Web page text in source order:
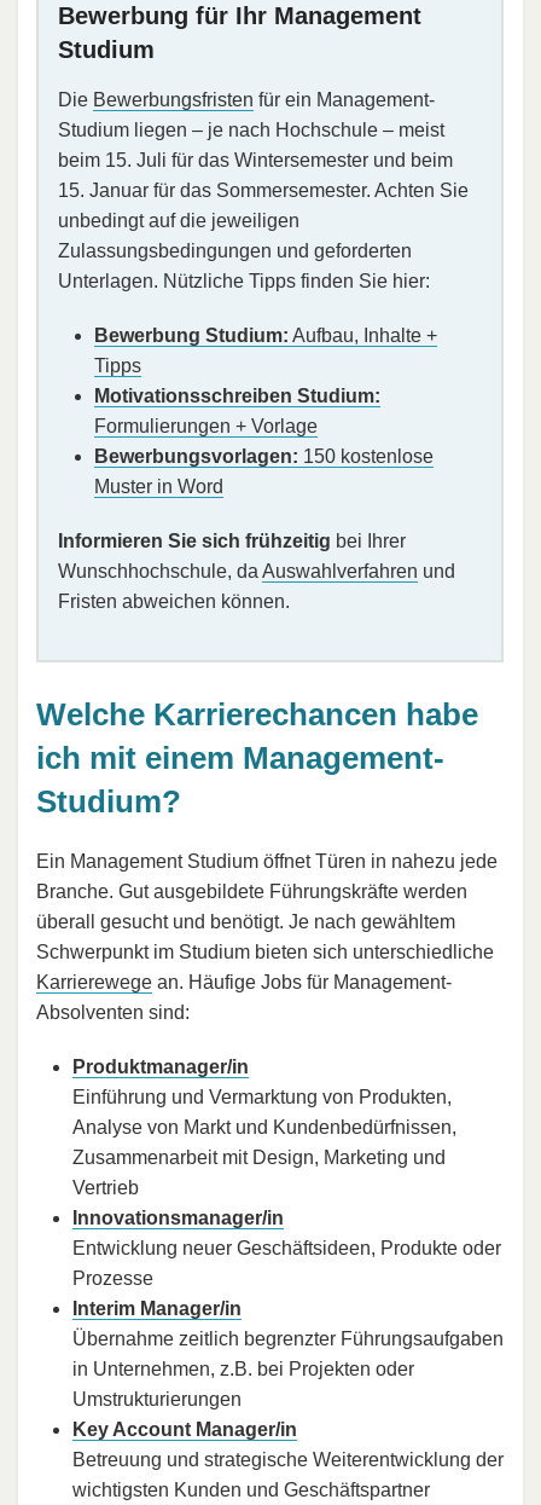
Bewerbung für Ihr Management
Studium
Die Bewerbungsfristen für ein Management-
Studium liegen – je nach Hochschule – meist
beim 15. Juli für das Wintersemester und beim
15. Januar für das Sommersemester. Achten Sie
unbedingt auf die jeweiligen
Zulassungsbedingungen und geforderten
Unterlagen. Nützliche Tipps finden Sie hier:
Bewerbung Studium: Aufbau, Inhalte +
Tipps
Motivationsschreiben Studium:
Formulierungen + Vorlage
Bewerbungsvorlagen: 150 kostenlose
Muster in Word
Informieren Sie sich frühzeitig bei Ihrer
Wunschhochschule, da Auswahlverfahren und
Fristen abweichen können.
Welche Karrierechancen habe
ich mit einem Management-
Studium?
Ein Management Studium öffnet Türen in nahezu jede
Branche. Gut ausgebildete Führungskräfte werden
überall gesucht und benötigt. Je nach gewähltem
Schwerpunkt im Studium bieten sich unterschiedliche
Karrierewege an. Häufige Jobs für Management-
Absolventen sind:
Produktmanager/in
Einführung und Vermarktung von Produkten,
Analyse von Markt und Kundenbedürfnissen,
Zusammenarbeit mit Design, Marketing und
Vertrieb
Innovationsmanager/in
Entwicklung neuer Geschäftsideen, Produkte oder
Prozesse
Interim Manager/in
Übernahme zeitlich begrenzter Führungsaufgaben
in Unternehmen, z.B. bei Projekten oder
Umstrukturierungen
Key Account Manager/in
Betreuung und strategische Weiterentwicklung der
wichtigsten Kunden und Geschäftspartner